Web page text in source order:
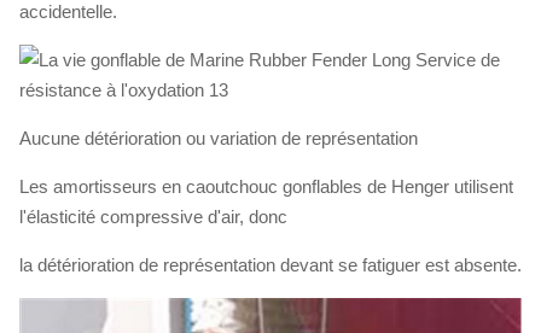
accidentelle.
Aucune détérioration ou variation de représentation
Les amortisseurs en caoutchouc gonflables de Henger utilisent
l'élasticité compressive d'air, donc
la détérioration de représentation devant se fatiguer est absente.